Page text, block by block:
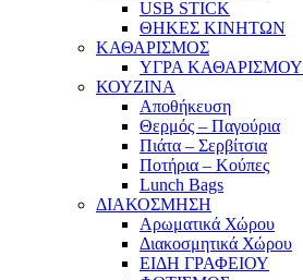
USB STICK
ΘΗΚΕΣ ΚΙΝΗΤΩΝ
ΚΑΘΑΡΙΣΜΟΣ
ΥΓΡΑ ΚΑΘΑΡΙΣΜΟΥ
ΚΟΥΖΙΝΑ
Αποθήκευση
Θερμός – Παγούρια
Πιάτα – Σερβίτσια
Ποτήρια – Κούπες
Lunch Bags
ΔΙΑΚΟΣΜΗΣΗ
Αρωματικά Χώρου
Διακοσμητικά Χώρου
ΕΙΔΗ ΓΡΑΦΕΙΟΥ